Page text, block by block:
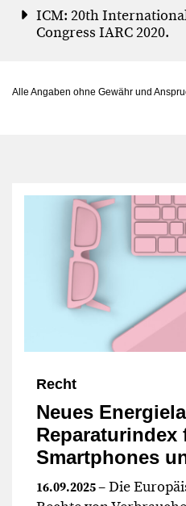
ICM: 20th
Congress IARC 2020.
Alle Angaben ohne Gewähr und
Recht
Neues
Reparaturindex
Smartphones
16.09.2025– Die